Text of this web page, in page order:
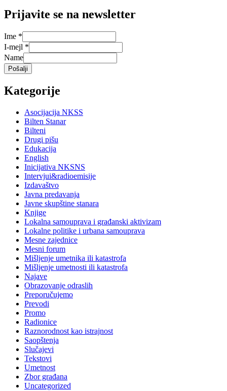
Prijavite se na newsletter
Ime *
I-mejl *
Name
Pošalji
Kategorije
Asocijacija NKSS
Bilten Stanar
Bilteni
Drugi pišu
Edukacija
English
Inicijativa NKSNS
Intervjui&radioemisije
Izdavaštvo
Javna predavanja
Javne skupštine stanara
Knjige
Lokalna samouprava i građanski aktivizam
Lokalne politike i urbana samouprava
Mesne zajednice
Mesni forum
Mišljenje umetnika ili katastrofa
Mišljenje umetnosti ili katastrofa
Najave
Obrazovanje odraslih
Preporučujemo
Prevodi
Promo
Radionice
Raznorodnost kao istrajnost
Saopštenja
Slučajevi
Tekstovi
Umetnost
Zbor građana
Uncategorized